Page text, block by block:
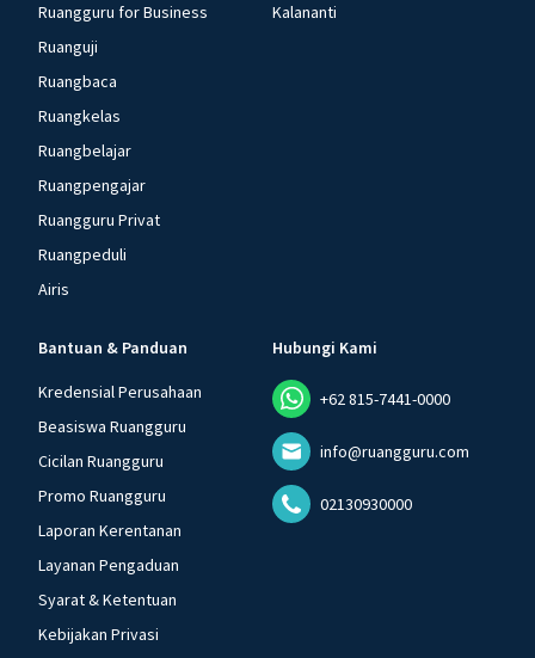
Ruangguru for Business
Ruanguji
Ruangbaca
Ruangkelas
Ruangbelajar
Ruangpengajar
Ruangguru Privat
Ruangpeduli
Airis
Kalananti
Bantuan & Panduan
Kredensial Perusahaan
Beasiswa Ruangguru
Cicilan Ruangguru
Promo Ruangguru
Laporan Kerentanan
Layanan Pengaduan
Syarat & Ketentuan
Kebijakan Privasi
Hubungi Kami
+62 815-7441-0000
info@ruangguru.com
02130930000